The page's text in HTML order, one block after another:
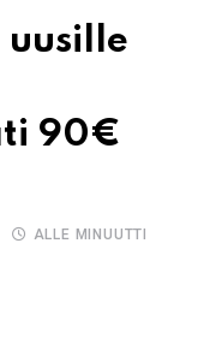
90€
ALLE MINUUTTI